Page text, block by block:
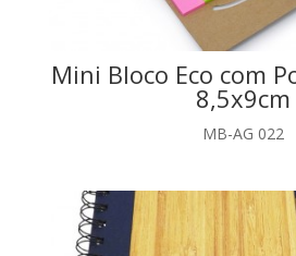
Mini Bloco Eco com
8,5x9cm
MB-AG 022